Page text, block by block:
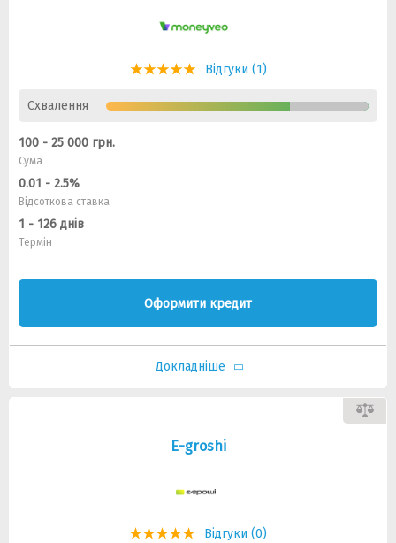
Відгуки (1)
Схвалення
100 - 25 000 грн.
Сума
0.01 - 2.5%
Відсоткова ставка
1 - 126 днів
Термін
Оформити кредит
Докладніше
E-groshi
Відгуки (0)